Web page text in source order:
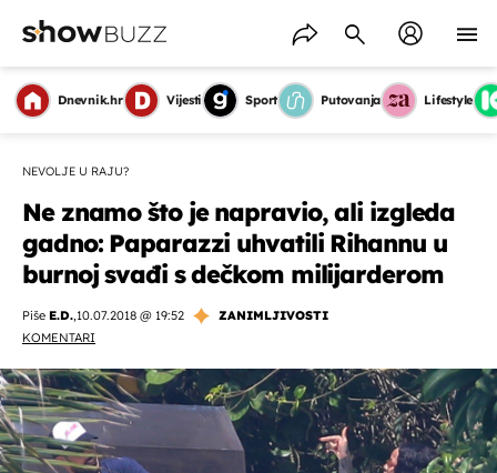
Dnevnik.hr Vijesti Sport Putovanja Lifestyle
NEVOLJE U RAJU?
Ne znamo što je napravio, ali izgleda
gadno: Paparazzi uhvatili Rihannu u
burnoj svađi s dečkom milijarderom
Piše E.D.,10.07.2018 @ 19:52
ZANIMLJIVOSTI
KOMENTARI
OMOGUĆI OBAVIJESTI